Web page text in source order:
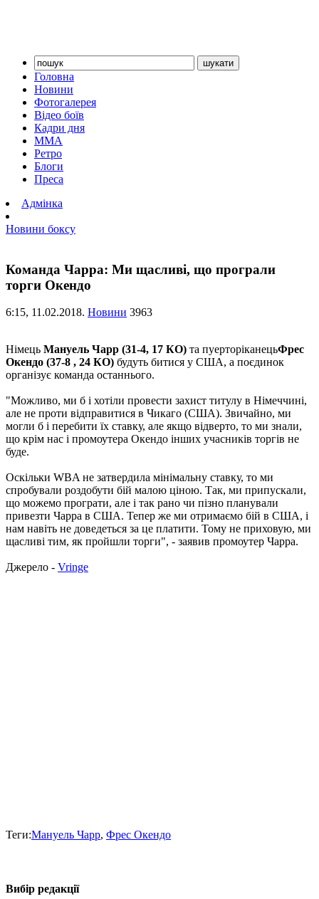
Головна
Новини
Фотогалерея
Відео боїв
Кадри дня
ММА
Ретро
Блоги
Преса
Адмінка
Новини боксу
Команда Чарра: Ми щасливі, що програли
торги Окендо
6:15, 11.02.2018. Новини 3963
Німець Мануель Чарр (31-4, 17 КО) та пуерторіканецьФрес
Окендо (37-8 , 24 КО) будуть битися у США, а поєдинок
організує команда останнього.
"Можливо, ми б і хотіли провести захист титулу в Німеччині,
але не проти відправитися в Чикаго (США). Звичайно, ми
могли б і перебити їх ставку, але якщо відверто, то ми знали,
що крім нас і промоутера Окендо інших учасників торгів не
буде.
Оскільки WBA не затвердила мінімальну ставку, то ми
спробували роздобути бій малою ціною. Так, ми припускали,
що можемо програти, але і так рано чи пізно планували
привезти Чарра в США. Тепер же ми отримаємо бій в США, і
нам навіть не доведеться за це платити. Тому не приховую, ми
щасливі тим, як пройшли торги", - заявив промоутер Чарра.
Джерело - Vringe
Теги:Мануель Чарр, Фрес Окендо
Вибір редакції